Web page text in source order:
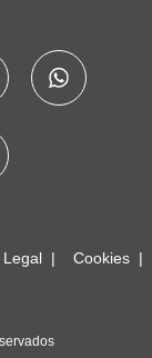
Legal Cookies